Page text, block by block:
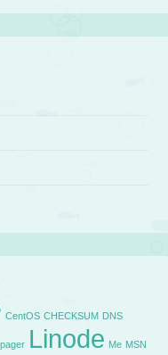
CentOS CHECKSUM DNS
Linode Me MSN